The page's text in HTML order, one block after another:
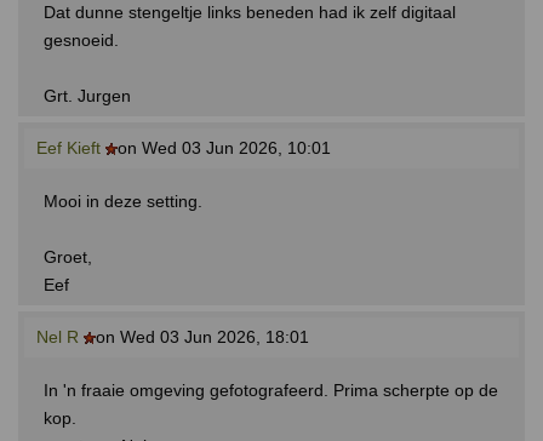
Dat dunne stengeltje links beneden had ik zelf digitaal
gesnoeid.
Grt. Jurgen
Eef Kieft on Wed 03 Jun 2026, 10:01
Mooi in deze setting.
Groet,
Eef
Nel R on Wed 03 Jun 2026, 18:01
In 'n fraaie omgeving gefotografeerd. Prima scherpte op de
kop.